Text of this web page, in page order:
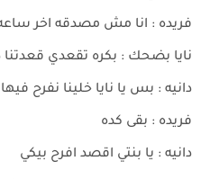
فريده : انا مش مصدقه اخر ساعه
نايا بضحك : بكره تقعدي قعدتنا
دانيه : بس يا نايا خلينا نفرح فيها
فريده : بقى كده
دانيه : يا بنتي اقصد افرح بيكي